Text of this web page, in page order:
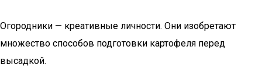
Огородники — креативные личности. Они изобретают
множество способов подготовки картофеля перед
высадкой.